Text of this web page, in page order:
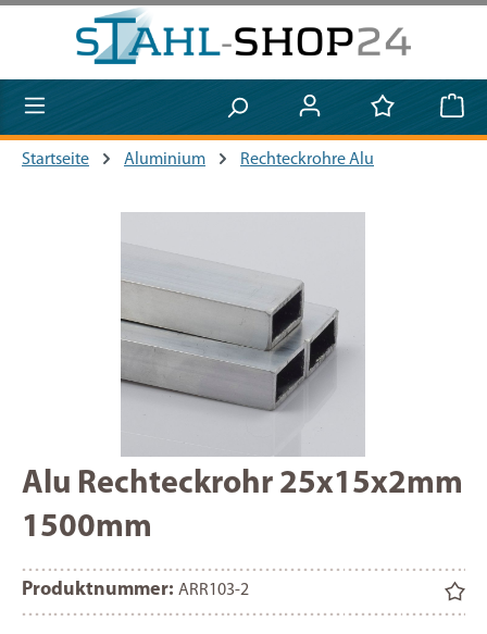
Zum Hauptinhalt springen
Startseite Aluminium Rechteckrohre Alu
Alu Rechteckrohr 25x15x2mm
1500mm
Produktnummer: ARR103-2